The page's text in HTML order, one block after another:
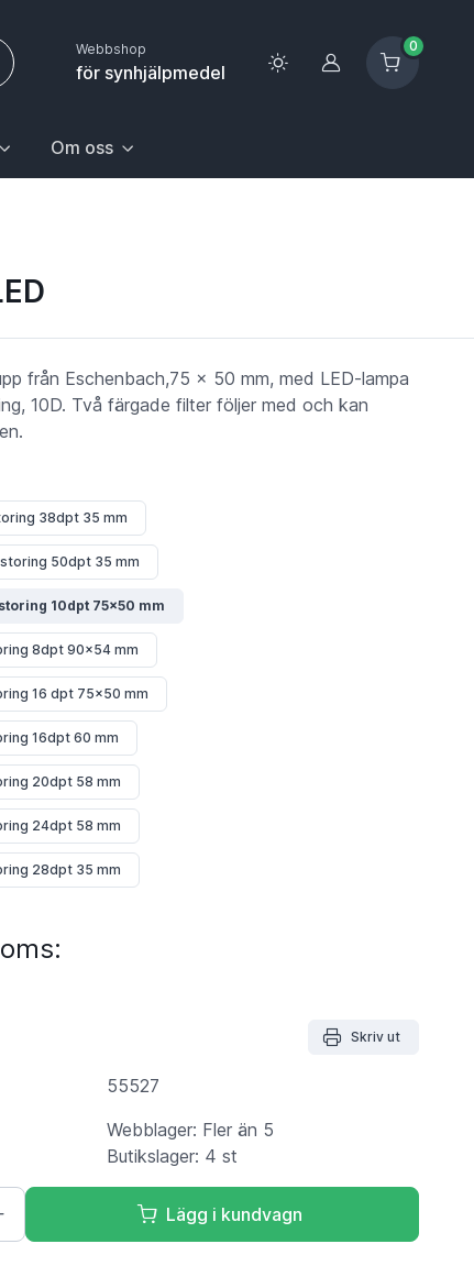
Webbshop
för synhjälpmedel Logga in
0
posten: Gå till sida.
& hushåll, välj första posten: Gå till sida.
undermeny. För att gå till sidan Upptäck, välj första
Om oss
Huvudrubrik med undermeny. För att gå till sidan Om
från Eschenbach,75 x 50 mm, med LED-lampa
10D. Två färgade filter följer med och kan
38dpt 35 mm
50dpt 35 mm
10dpt 75x50 mm
8dpt 90x54 mm
16 dpt 75x50 mm
16dpt 60 mm
20dpt 58 mm
24dpt 58 mm
28dpt 35 mm
Skriv ut
55527
Webblager: Fler än 5
Butikslager: 4 st
Lägg i kundvagn